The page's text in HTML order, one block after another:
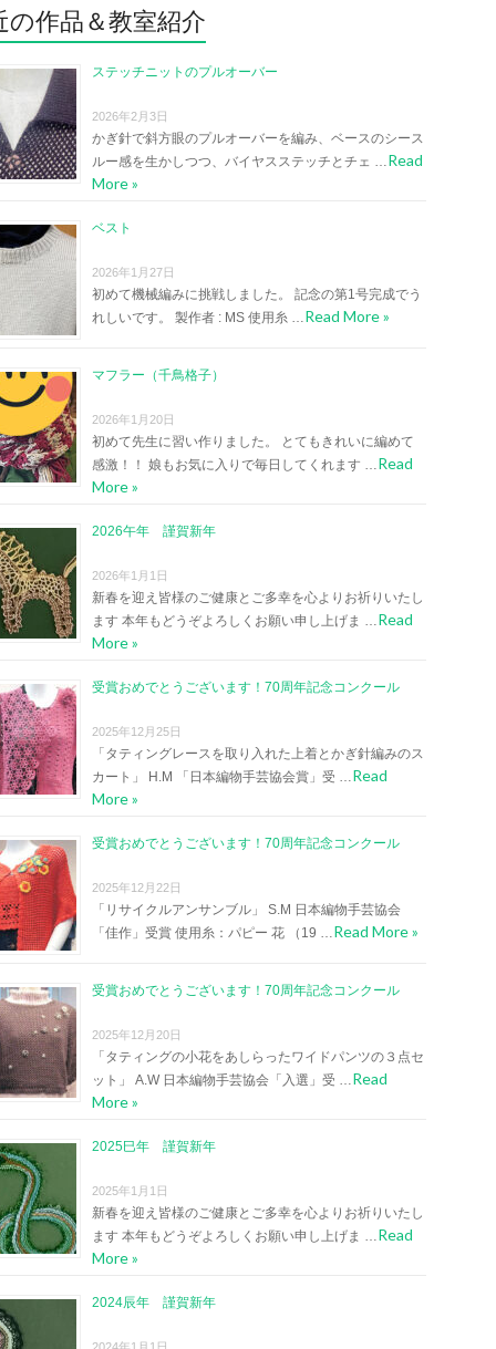
の作品＆教室紹介
ステッチニットのプルオーバー
2026年2月3日
かぎ針で斜方眼のプルオーバーを編み、ベースのシース
ルー感を生かしつつ、バイヤスステッチとチェ …Read
More »
ベスト
2026年1月27日
初めて機械編みに挑戦しました。 記念の第1号完成でう
れしいです。 製作者 : MS 使用糸 …Read More »
マフラー（千鳥格子）
2026年1月20日
初めて先生に習い作りました。 とてもきれいに編めて
感激！！ 娘もお気に入りで毎日してくれます …Read
More »
2026午年 謹賀新年
2026年1月1日
新春を迎え皆様のご健康とご多幸を心よりお祈りいたし
ます 本年もどうぞよろしくお願い申し上げま …Read
More »
受賞おめでとうございます！70周年記念コンクール
2025年12月25日
「タティングレースを取り入れた上着とかぎ針編みのス
カート」 H.M 「日本編物手芸協会賞」受 …Read
More »
受賞おめでとうございます！70周年記念コンクール
2025年12月22日
「リサイクルアンサンブル」 S.M 日本編物手芸協会
「佳作」受賞 使用糸：パピー 花 （19 …Read More »
受賞おめでとうございます！70周年記念コンクール
2025年12月20日
「タティングの小花をあしらったワイドパンツの３点セ
ット」 A.W 日本編物手芸協会「入選」受 …Read
More »
2025巳年 謹賀新年
2025年1月1日
新春を迎え皆様のご健康とご多幸を心よりお祈りいたし
ます 本年もどうぞよろしくお願い申し上げま …Read
More »
2024辰年 謹賀新年